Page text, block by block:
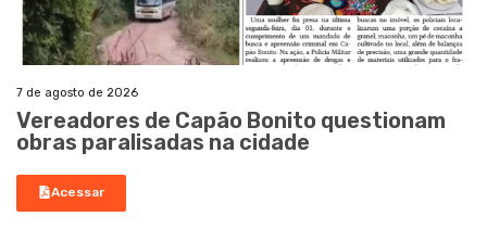
7 de agosto de 2026
Vereadores de Capão Bonito questionam
obras paralisadas na cidade
Acessar